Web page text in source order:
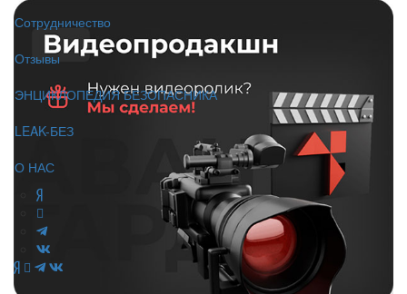
Сотрудничество
Отзывы
ЭНЦИКЛОПЕДИЯ БЕЗОПАСНИКА
LEAK-БЕЗ
О НАС